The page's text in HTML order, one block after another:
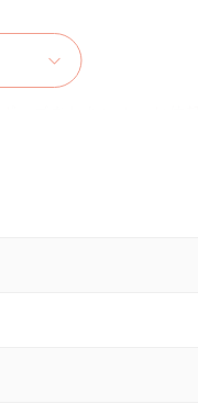
プロポーズを計画✨
ていた
呼び名）かな」